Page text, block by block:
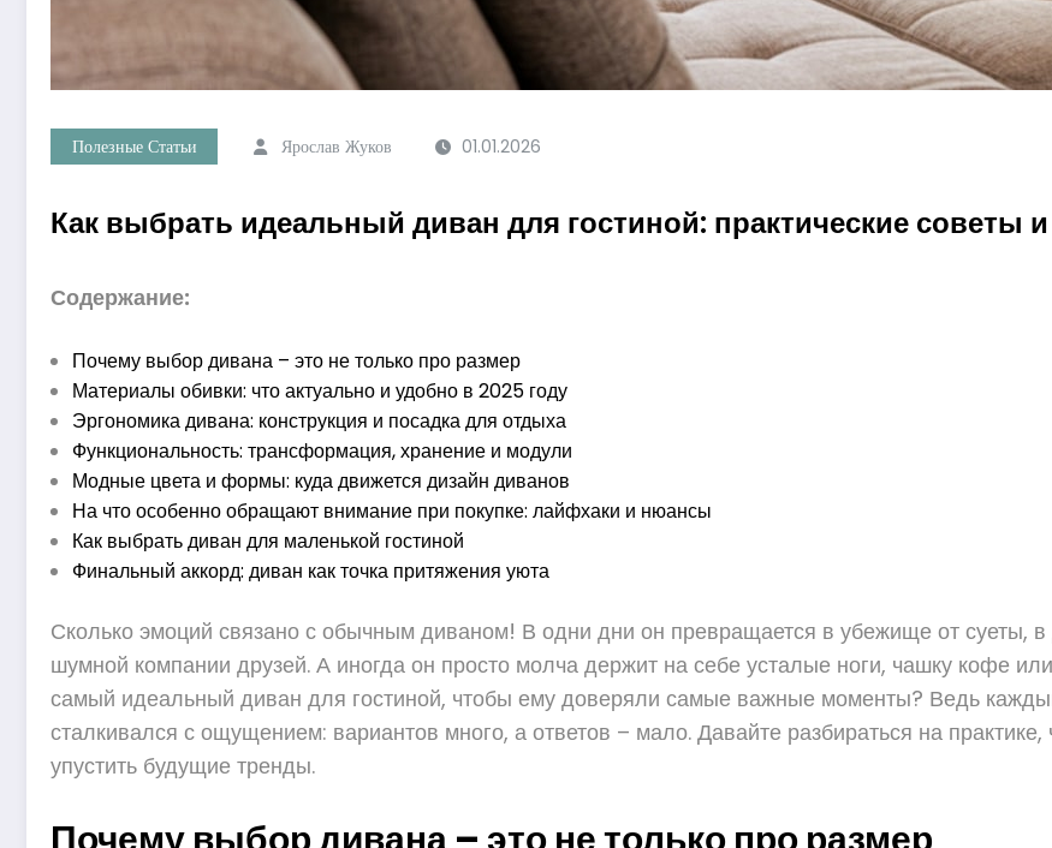
Полезные Статьи Ярослав Жуков 01.01.2026
Как выбрать идеальный диван для гостиной: практические советы
Содержание:
Почему выбор дивана – это не только про размер
Материалы обивки: что актуально и удобно в 2025 году
Эргономика дивана: конструкция и посадка для отдыха
Функциональность: трансформация, хранение и модули
Модные цвета и формы: куда движется дизайн диванов
На что особенно обращают внимание при покупке: лайфхаки и нюансы
Как выбрать диван для маленькой гостиной
Финальный аккорд: диван как точка притяжения уюта
Сколько эмоций связано с обычным диваном! В одни дни он превращается в убежище от суеты, в
шумной компании друзей. А иногда он просто молча держит на себе усталые ноги, чашку кофе
самый идеальный диван для гостиной, чтобы ему доверяли самые важные моменты? Ведь
сталкивался с ощущением: вариантов много, а ответов – мало. Давайте разбираться на
упустить будущие тренды.